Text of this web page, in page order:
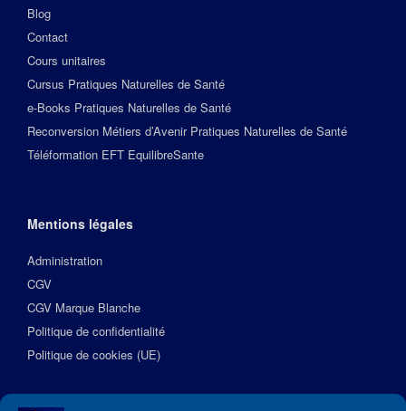
Blog
Contact
Cours unitaires
Cursus Pratiques Naturelles de Santé
e-Books Pratiques Naturelles de Santé
Reconversion Métiers d’Avenir Pratiques Naturelles de Santé
Téléformation EFT EquilibreSante
Mentions légales
Administration
CGV
CGV Marque Blanche
Politique de confidentialité
Politique de cookies (UE)